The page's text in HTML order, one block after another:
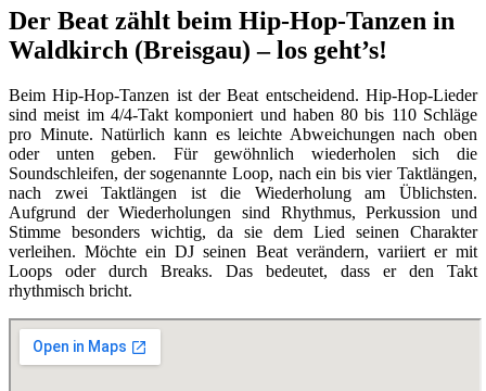
Der Beat zählt beim Hip-Hop-Tanzen in
Waldkirch (Breisgau) – los geht’s!
Beim Hip-Hop-Tanzen ist der Beat entscheidend. Hip-Hop-Lieder
sind meist im 4/4-Takt komponiert und haben 80 bis 110 Schläge
pro Minute. Natürlich kann es leichte Abweichungen nach oben
oder unten geben. Für gewöhnlich wiederholen sich die
Soundschleifen, der sogenannte Loop, nach ein bis vier Taktlängen,
nach zwei Taktlängen ist die Wiederholung am Üblichsten.
Aufgrund der Wiederholungen sind Rhythmus, Perkussion und
Stimme besonders wichtig, da sie dem Lied seinen Charakter
verleihen. Möchte ein DJ seinen Beat verändern, variiert er mit
Loops oder durch Breaks. Das bedeutet, dass er den Takt
rhythmisch bricht.